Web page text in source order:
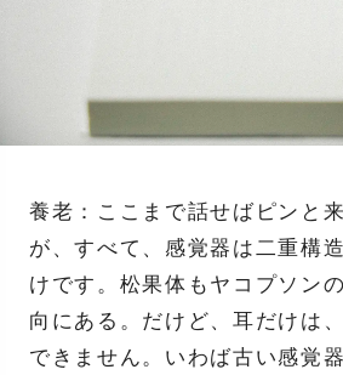
養老：ここまで話せばピンと
が、すべて、感覚器は二重構
けです。松果体もヤコプソン
向にある。だけど、耳だけは
できません。いわば古い感覚